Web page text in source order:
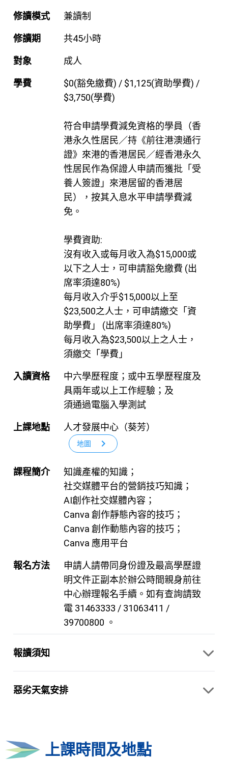
修讀模式 兼讀制
修讀期 共45小時
對象 成人
學費
$0(豁免繳費) / $1,125(資助學費) /
$3,750(學費)
符合申請學費減免資格的學員（香
港永久性居民／持《前往港澳通行
證》來港的香港居民／經香港永久
性居民作為保證人申請而獲批「受
養人簽證」來港居留的香港居
民），按其入息水平申請學費減
免。
學費資助:
沒有收入或每月收入為$15,000或
以下之人士，可申請豁免繳費 (出
席率須達80%)
每月收入介乎$15,000以上至
$23,500之人士，可申請繳交「資
助學費」 (出席率須達80%)
每月收入為$23,500以上之人士，
須繳交「學費」
入讀資格
中六學歷程度；或中五學歷程度及
具兩年或以上工作經驗；及
須通過電腦入學測試
上課地點 人才發展中心（葵芳）
地圖 chevron_right
課程簡介
知識產權的知識；
社交媒體平台的營銷技巧知識；
AI創作社交媒體內容；
Canva 創作靜態內容的技巧；
Canva 創作動態內容的技巧；
Canva 應用平台
報名方法
申請人請帶同身份證及最高學歷證
明文件正副本於辦公時間親身前往
中心辦理報名手續。如有查詢請致
電 31463333 / 31063411 /
39700800 。
報讀須知
惡劣天氣安排
上課時間及地點